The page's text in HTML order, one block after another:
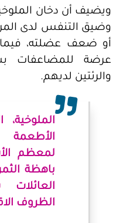
ويضيف أن دخان
وضيق التنفس لدى
أو ضعف عضلته، فيما
عرضة للمضاعفات
والرئتين لديهم.
الأطعمة
لمعظم
باهظة
الظروف